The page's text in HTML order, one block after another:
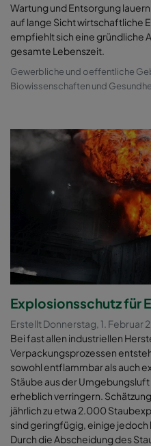
Wartung und Entsorgung
auf lange Sicht wirtschaftliche
empfiehlt sich eine gründliche
gesamte Lebenszeit.
Gewerbliche und oeffentliche
Biowissenschaften und
Explosionsschutz für
Erstellt Donnerstag, 1. Februar
Bei fast allen industriellen
Verpackungsprozessen
sowohl entflammbar als auch
Stäube aus der
erheblich verringern.
jährlich zu etwa 2.000
sind geringfügig, einige
Durch die Abscheidung des